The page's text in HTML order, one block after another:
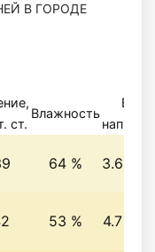
В ГОРОДЕ
ст.
Влажность
64 % 3.6 м/
53 % 4.7 м/